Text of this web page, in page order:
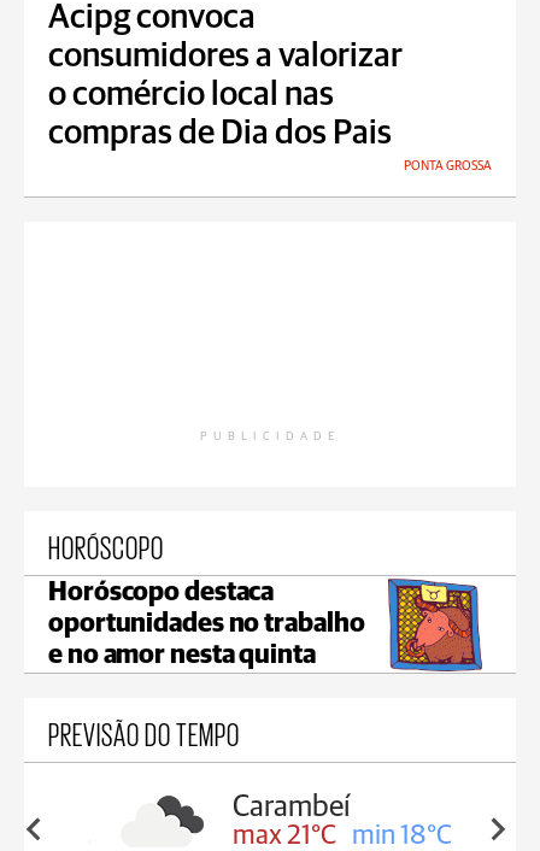
Acipg convoca
consumidores a valorizar
o comércio local nas
compras de Dia dos Pais
PONTA GROSSA
PUBLICIDADE
HORÓSCOPO
Horóscopo destaca
oportunidades no trabalho
e no amor nesta quinta
PREVISÃO DO TEMPO
19°C
Carambeí
max 21°C min 18°C